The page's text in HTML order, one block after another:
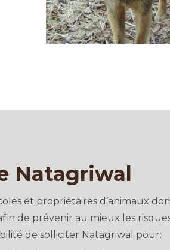
Natagriwal
et propriétaires d’animaux
de prévenir au mieux les
de solliciter Natagriwal pour: